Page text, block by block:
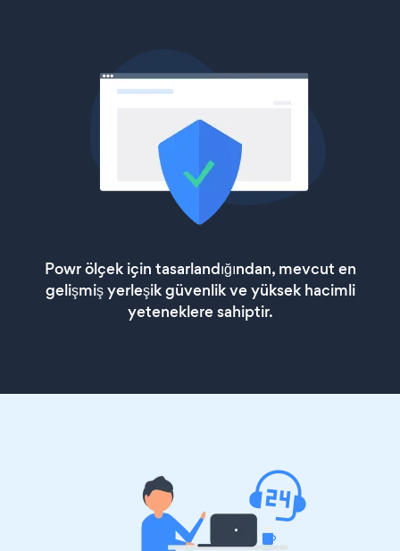
Powr ölçek için tasarlandığından, mevcut en
gelişmiş yerleşik güvenlik ve yüksek hacimli
yeteneklere sahiptir.